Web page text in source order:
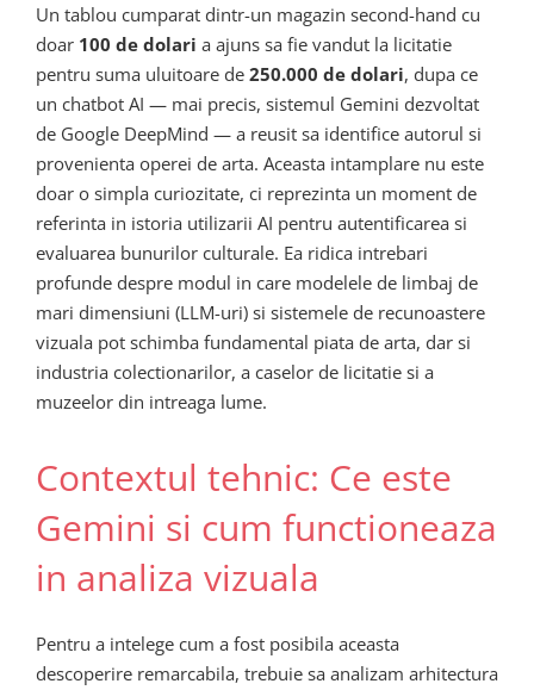
Un tablou cumparat dintr-un magazin second-hand cu
doar 100 de dolari a ajuns sa fie vandut la licitatie
pentru suma uluitoare de 250.000 de dolari, dupa ce
un chatbot AI — mai precis, sistemul Gemini dezvoltat
de Google DeepMind — a reusit sa identifice autorul si
provenienta operei de arta. Aceasta intamplare nu este
doar o simpla curiozitate, ci reprezinta un moment de
referinta in istoria utilizarii AI pentru autentificarea si
evaluarea bunurilor culturale. Ea ridica intrebari
profunde despre modul in care modelele de limbaj de
mari dimensiuni (LLM-uri) si sistemele de recunoastere
vizuala pot schimba fundamental piata de arta, dar si
industria colectionarilor, a caselor de licitatie si a
muzeelor din intreaga lume.
Contextul tehnic: Ce este
Gemini si cum functioneaza
in analiza vizuala
Pentru a intelege cum a fost posibila aceasta
descoperire remarcabila, trebuie sa analizam arhitectura